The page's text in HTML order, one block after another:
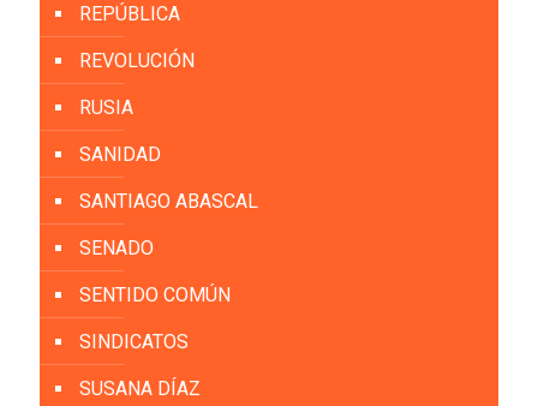
REPÚBLICA
REVOLUCIÓN
RUSIA
SANIDAD
SANTIAGO ABASCAL
SENADO
SENTIDO COMÚN
SINDICATOS
SUSANA DÍAZ